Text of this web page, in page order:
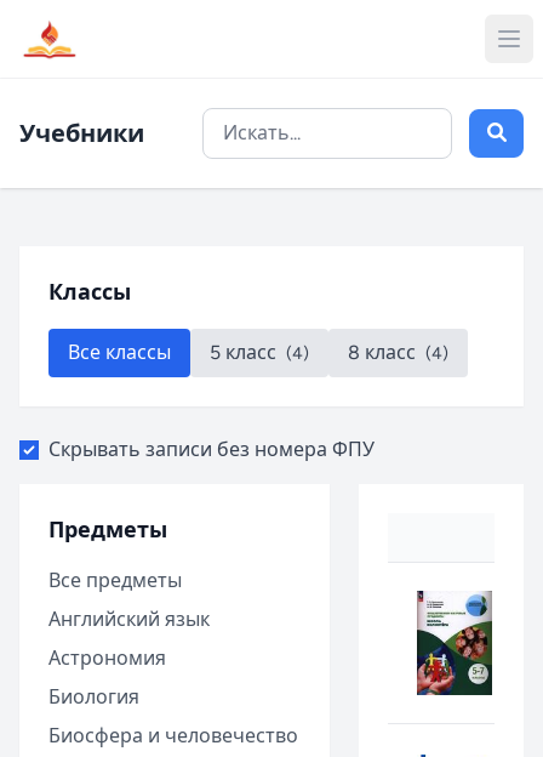
Учебники
Классы
Все классы 5 класс (4) 8 класс (4)
Скрывать записи без номера ФПУ
Предметы
Все предметы
Английский язык
Астрономия
Биология
Биосфера и человечество